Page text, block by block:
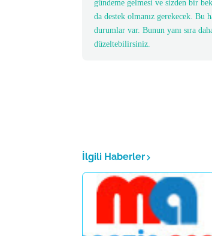
gündeme gelmesi ve sizden bir
da destek olmanız gerekecek. Bu
durumlar var. Bunun yanı sıra
düzeltebilirsiniz.
kaynak: Karma
İlgili Haberler